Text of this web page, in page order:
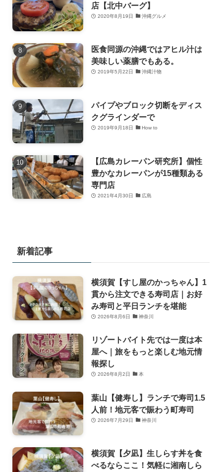
店【北中バーグ】
2020年8月19日 沖縄グルメ
医食同源の沖縄ではアヒル汁は
美味しい薬膳でもある。
2019年5月22日 沖縄汁物
パイプやブロック切断をディス
クグラインダーで
2019年9月18日 How to
【広島カレーパン研究所】個性
豊かなカレーパンが15種類ある
専門店
2021年4月30日 広島
新着記事
横須賀【すし屋のかっちゃん】1
貫から注文できる寿司店｜お好
み寿司と平日ランチを堪能
2026年8月6日 神奈川
リゾートバイト先では一度は本
屋へ｜旅をもっと楽しむ地元情
報探し
2026年8月2日 本
葉山【健寿し】ランチで寿司1.5
人前！地元客で賑わう町寿司
2026年7月29日 神奈川
横須賀【夕凪】生しらす丼を食
べるならここ！気軽に湘南しら